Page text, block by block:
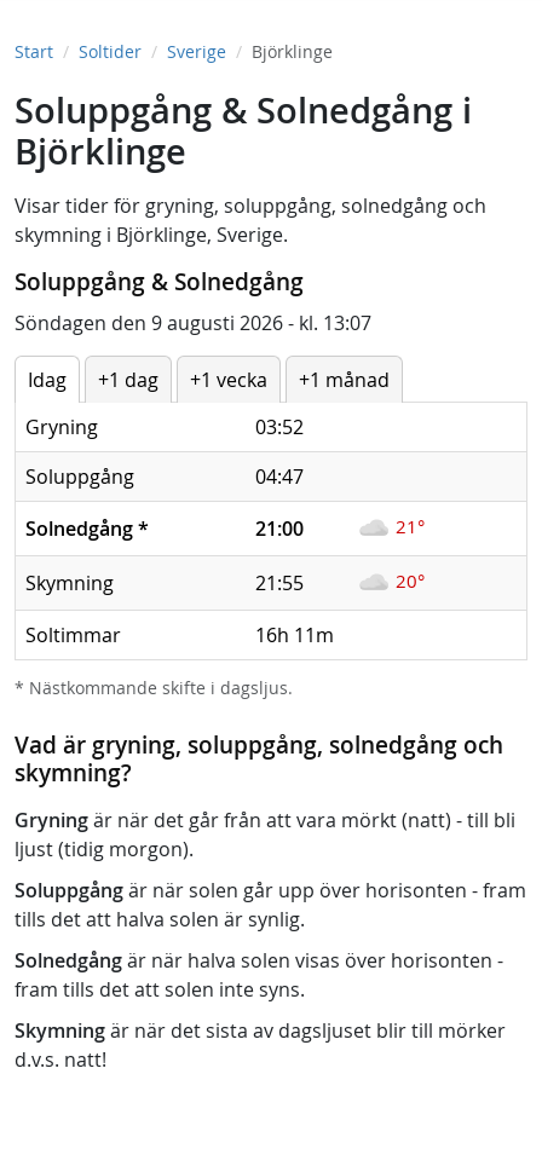
Start Soltider Sverige Björklinge
Soluppgång & Solnedgång i
Björklinge
Visar tider för gryning, soluppgång, solnedgång och
skymning i Björklinge, Sverige.
Soluppgång & Solnedgång
Söndagen den 9 augusti 2026 - kl. 13:07
Idag +1 dag +1 vecka
+1 månad
Gryning
03:52
Soluppgång
04:47
Solnedgång* 21:00 21°
Skymning 21:55 20°
Soltimmar 16h 11m
* Nästkommande skifte i dagsljus.
Vad är gryning, soluppgång, solnedgång och
skymning?
Gryningär när det går från att vara mörkt (natt) - till bli
ljust (tidig morgon).
Soluppgångär när solen går upp över horisonten - fram
tills det att halva solen är synlig.
Solnedgångär när halva solen visas över horisonten -
fram tills det att solen inte syns.
Skymningär när det sista av dagsljuset blir till mörker
d.v.s. natt!